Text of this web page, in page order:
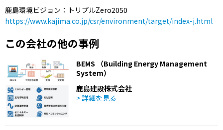
鹿島環境ビジョン：トリプルZero2050
https://www.kajima.co.jp/csr/environment/target/index-j.html
この会社の他の事例
BEMS （Building Energy Management
System）
鹿島建設株式会社
> 詳細を見る